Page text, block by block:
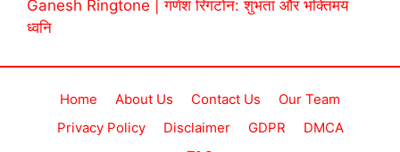
Ganesh Ringtone | गणेश रिंगटोन: शुभता और भक्तिमय
ध्वनि
Home About Us Contact Us
Our Team
Privacy Policy
Disclaimer GDPR
DMCA